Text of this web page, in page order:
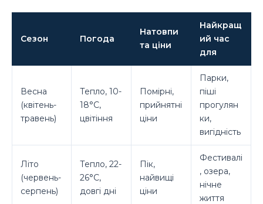
Сезон Погода
Натовпи
та ціни
Найкращ
ий час
для
Весна
(квітень-
травень)
Тепло, 10-
18°C,
цвітіння
Помірні,
прийнятні
ціни
Парки,
піші
прогулян
ки,
вигідність
Літо
(червень-
серпень)
Тепло, 22-
26°C,
довгі дні
Пік,
найвищі
ціни
Фестивалі
, озера,
нічне
життя